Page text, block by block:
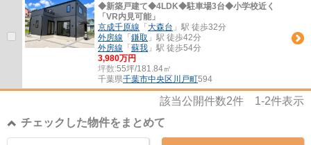
◆新築戸建て◆4LDK◆駐車場3台◆小学校近く
「VR内見可能」
京成千原線 「 大森台 」駅 徒歩32分
外房線 「 鎌取 」駅 徒歩42分
外房線 「 蘇我 」駅 徒歩54分
3,980万円
坪数:55坪/181.84㎡
千葉県千葉市中央区 川戸町594
該当公開件数2件 1-2件表示
チェックした物件をまとめて